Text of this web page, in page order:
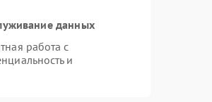
данных
работа с
и